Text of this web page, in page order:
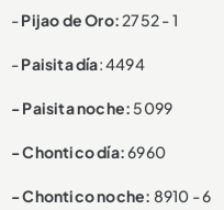
-Pijao de Oro: 2752 - 1
-Paisita día: 4494
- Paisita noche: 5099
- Chontico día:6960
- Chontico noche: 8910 - 6